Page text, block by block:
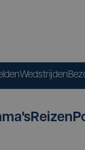
Wedstrijden
Reizen